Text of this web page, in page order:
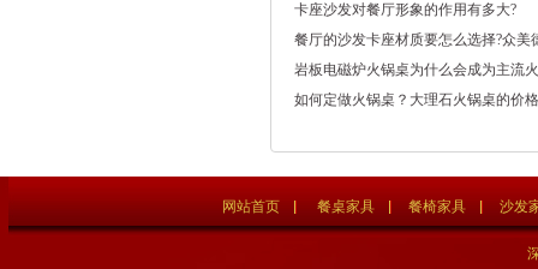
卡座沙发对餐厅形象的作用有多大?
餐厅的沙发卡座材质要怎么选择?众美
岩板电磁炉火锅桌为什么会成为主流
如何定做火锅桌？大理石火锅桌的价
网站首页 餐桌家具 餐椅家具 沙发